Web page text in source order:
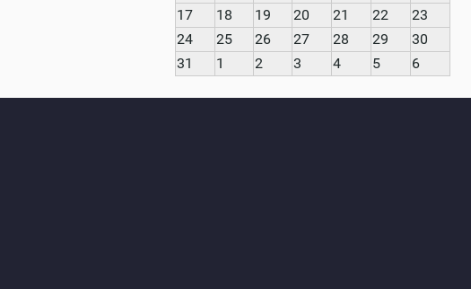
17
18 19 20 21 22
23
24
25 26 27 28 29
30
31
1 2 3 4 5 6